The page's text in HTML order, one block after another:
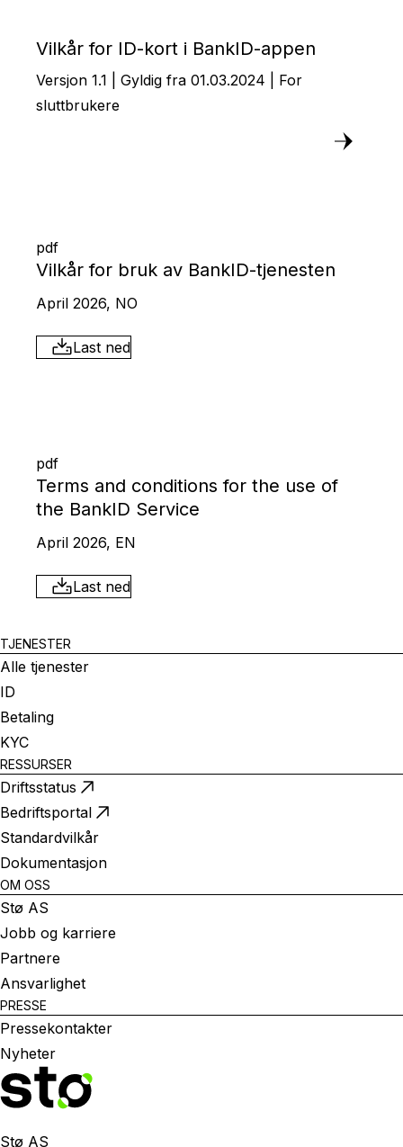
Vilkår for ID-kort i BankID-appen
Versjon 1.1 | Gyldig fra 01.03.2024 | For
sluttbrukere
pdf
Vilkår for bruk av BankID-tjenesten
April 2026, NO
Last ned
pdf
Terms and conditions for the use of
the BankID Service
April 2026, EN
Last ned
TJENESTER
Alle tjenester
ID
Betaling
KYC
RESSURSER
Driftsstatus
Bedriftsportal
Standardvilkår
Dokumentasjon
OM OSS
Stø AS
Jobb og karriere
Partnere
Ansvarlighet
PRESSE
Pressekontakter
Nyheter
Stø AS